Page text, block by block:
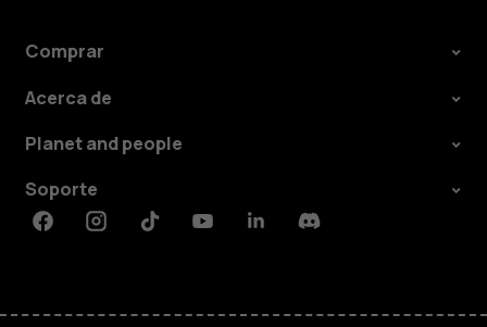
Comprar
Acerca de
Planet and people
Soporte
FacebookInstagramTiktokYoutubeLinkedinDiscord